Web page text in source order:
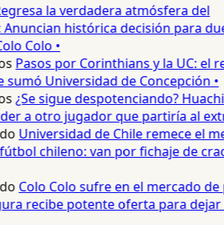
la verdadera atmósfera del
histórica decisión para
Colo •
Pasos por Corinthians y la UC: el
Universidad de Concepción •
¿Se sigue despotenciando?
a otro jugador que partiría al
Universidad de Chile remece el
chileno: van por fichaje de
Colo Colo sufre en el mercado de
recibe potente oferta para dejar